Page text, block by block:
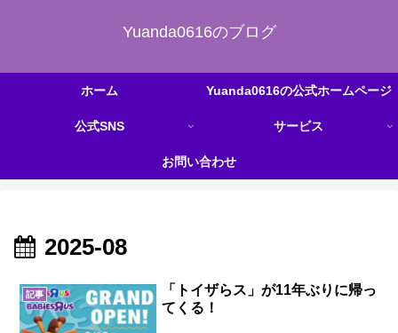
Yuanda0616のブログ
ホーム Yuanda0616の公式ホームページ
公式SNS サービス
お問い合わせ
2025-08
記事
「トイザらス」が11年ぶりに帰っ
てくる！